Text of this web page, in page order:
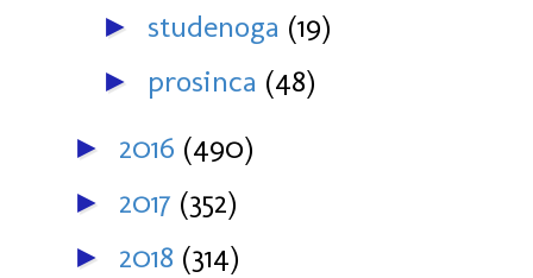
► studenoga (19)
► prosinca (48)
► 2016 (490)
► 2017 (352)
► 2018 (314)